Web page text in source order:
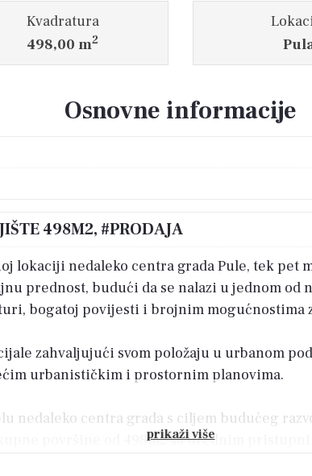
Kvadratura
498,00 m2
Osnovne informacije
498M2, #PRODAJA
lokaciji nedaleko centra grada Pule, tek pet
prednost, budući da se nalazi u jednom
bogatoj povijesti i brojnim mogućnostima
zahvaljujući svom položaju u urbanom
urbanističkim i prostornim planovima.
nedaleko centra grada s ciljem budućeg
površine od 498m2 sa urednim
prikaži više